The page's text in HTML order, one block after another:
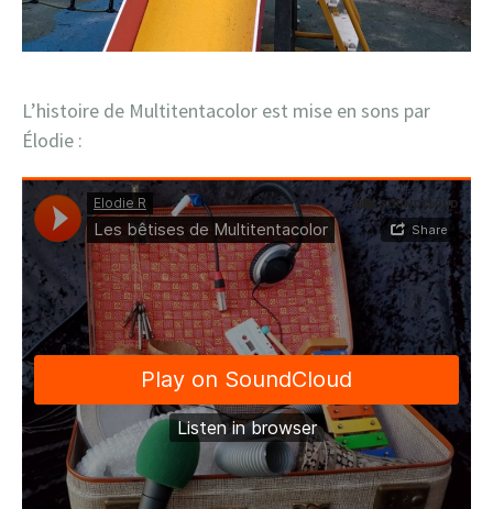
L’histoire de Multitentacolor est mise en sons par
Élodie :